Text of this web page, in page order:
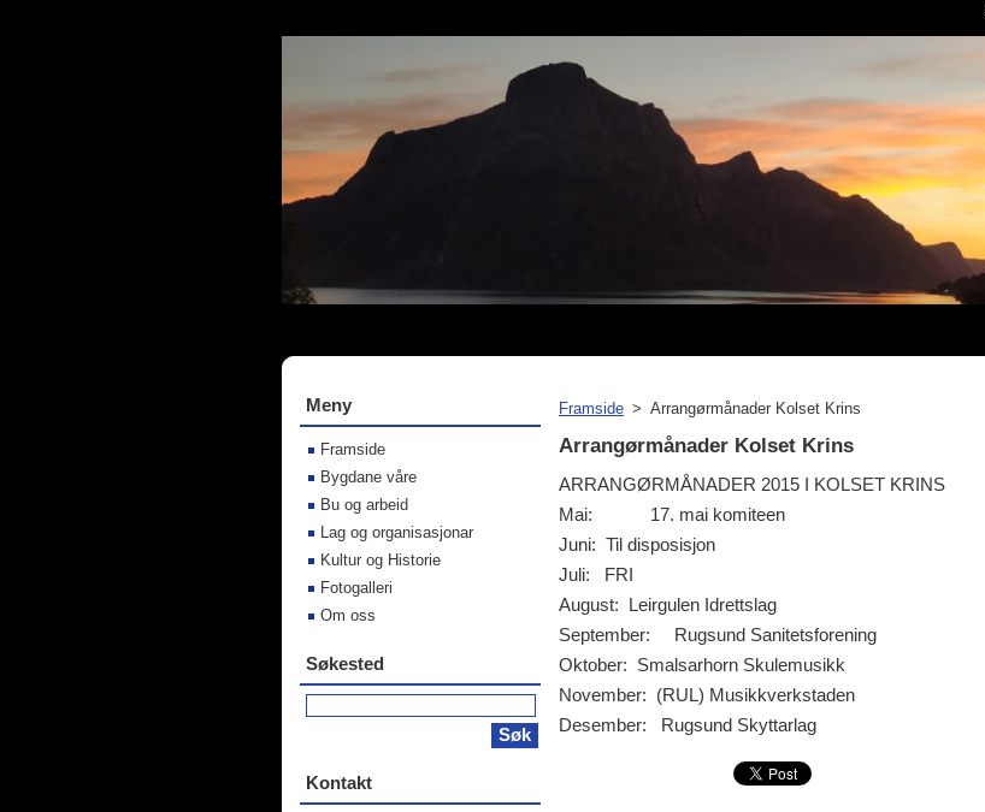
Framside > Arrangørmånader Kolset Krins
Arrangørmånader Kolset Krins
ARRANGØRMÅNADER 2015 I KOLSET KRINS
Mai:
17. mai komiteen
Juni: Til disposisjon
Juli:
FRI
August: Leirgulen Idrettslag
September:     Rugsund Sanitetsforening
Oktober: Smalsarhorn Skulemusikk
November: (RUL) Musikkverkstaden
Desember:
Rugsund Skyttarlag
Meny
Framside
Bygdane våre
Bu og arbeid
Lag og organisasjonar
Kultur og Historie
Fotogalleri
Om oss
Søkested
Kontakt